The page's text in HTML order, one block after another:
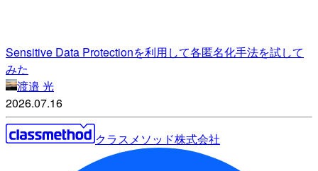
Sensitive Data Protectionを利用して各匿名化手法を試して
みた
渡邉 光
2026.07.16
クラスメソッド株式会社